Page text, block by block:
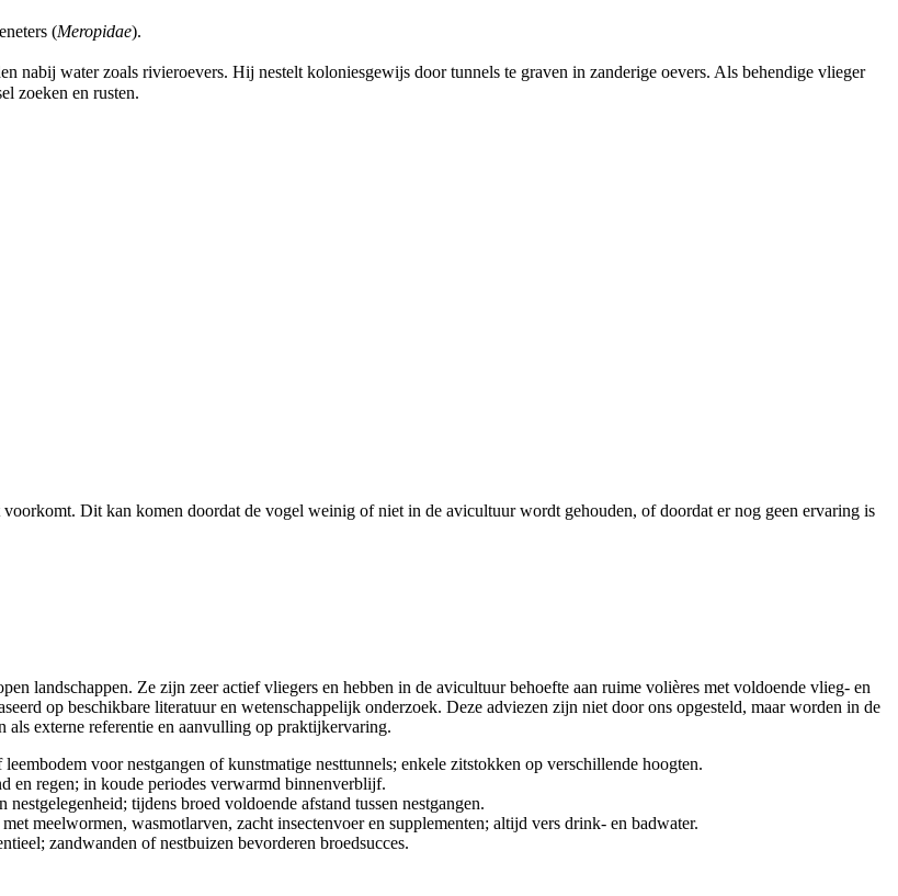
(Meropidae).
water zoals rivieroevers. Hij nestelt koloniesgewijs door tunnels te graven in zanderige oevers. Als behendige vlieger
zoeken en rusten.
Dit kan komen doordat de vogel weinig of niet in de avicultuur wordt gehouden, of doordat er nog geen ervaring is
landschappen. Ze zijn zeer actief vliegers en hebben in de avicultuur behoefte aan ruime volières met voldoende vlieg- en
op beschikbare literatuur en wetenschappelijk onderzoek. Deze adviezen zijn niet door ons opgesteld, maar worden in de
externe referentie en aanvulling op praktijkervaring.
voor nestgangen of kunstmatige nesttunnels; enkele zitstokken op verschillende hoogten.
en regen; in koude periodes verwarmd binnenverblijf.
tijdens broed voldoende afstand tussen nestgangen.
meelwormen, wasmotlarven, zacht insectenvoer en supplementen; altijd vers drink- en badwater.
zandwanden of nestbuizen bevorderen broedsucces.